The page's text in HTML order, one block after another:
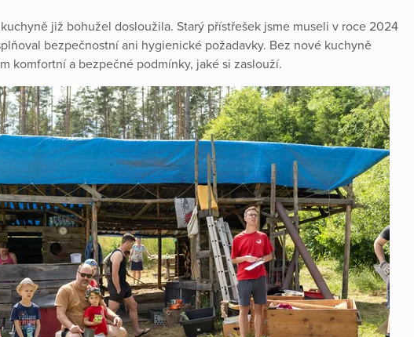
již bohužel dosloužila. Starý přístřešek jsme museli v roce 2024
bezpečnostní ani hygienické požadavky. Bez nové kuchyně
komfortní a bezpečné podmínky, jaké si zaslouží.